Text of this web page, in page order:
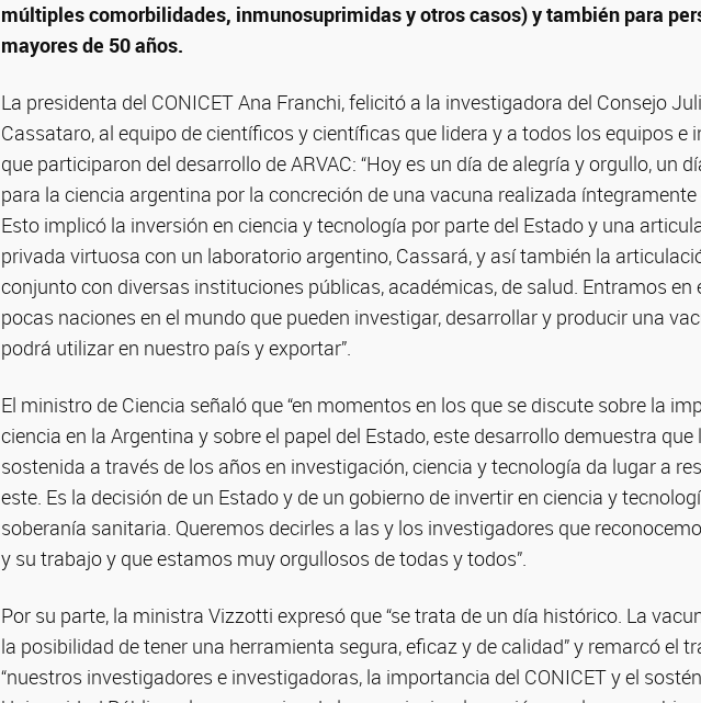
múltiples comorbilidades, inmunosuprimidas y otros casos) y también para
mayores de 50 años.
La presidenta del CONICET Ana Franchi, felicitó a la investigadora del Consejo
Cassataro, al equipo de científicos y científicas que lidera y a todos los equipos e
que participaron del desarrollo de ARVAC: “Hoy es un día de alegría y orgullo, un
para la ciencia argentina por la concreción de una vacuna realizada íntegramente
Esto implicó la inversión en ciencia y tecnología por parte del Estado y una
privada virtuosa con un laboratorio argentino, Cassará, y así también la
conjunto con diversas instituciones públicas, académicas, de salud. Entramos en
pocas naciones en el mundo que pueden investigar, desarrollar y producir una
podrá utilizar en nuestro país y exportar”.
El ministro de Ciencia señaló que “en momentos en los que se discute sobre la
ciencia en la Argentina y sobre el papel del Estado, este desarrollo demuestra que
sostenida a través de los años en investigación, ciencia y tecnología da lugar a
este. Es la decisión de un Estado y de un gobierno de invertir en ciencia y
soberanía sanitaria. Queremos decirles a las y los investigadores que
y su trabajo y que estamos muy orgullosos de todas y todos”.
Por su parte, la ministra Vizzotti expresó que “se trata de un día histórico. La
la posibilidad de tener una herramienta segura, eficaz y de calidad” y remarcó el
“nuestros investigadores e investigadoras, la importancia del CONICET y el